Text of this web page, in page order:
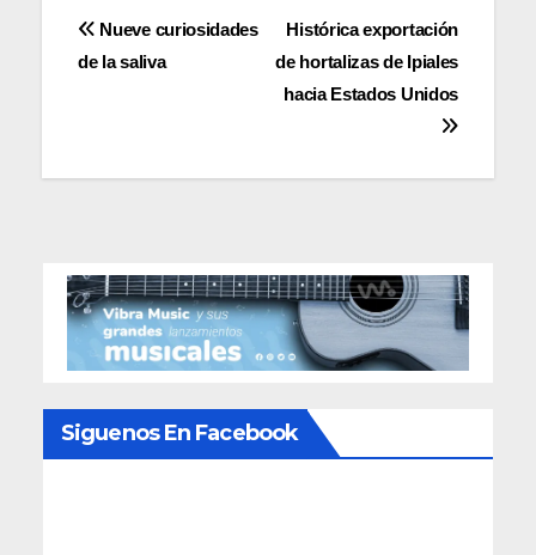
NavegaciónHistórica exportación
de hortalizas de Ipiales
hacia Estados Unidos
Nueve curiosidades
de la saliva
Siguenos En Facebook